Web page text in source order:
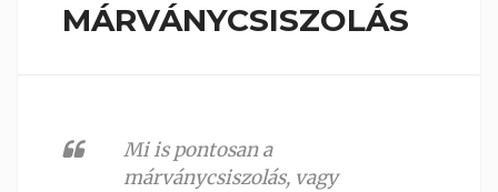
MÁRVÁNYCSISZOLÁS
Mi is pontosan a
márványcsiszolás, vagy